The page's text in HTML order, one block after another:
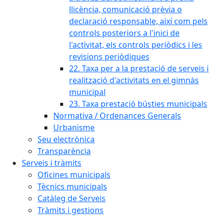
llicència, comunicació prèvia o
declaració responsable, així com pels
controls posteriors a l'inici de
l'activitat, els controls periòdics i les
revisions periòdiques
22. Taxa per a la prestació de serveis i
realització d'activitats en el gimnàs
municipal
23. Taxa prestació bústies municipals
Normativa / Ordenances Generals
Urbanisme
Seu electrònica
Transparència
Serveis i tràmits
Oficines municipals
Tècnics municipals
Catàleg de Serveis
Tràmits i gestions